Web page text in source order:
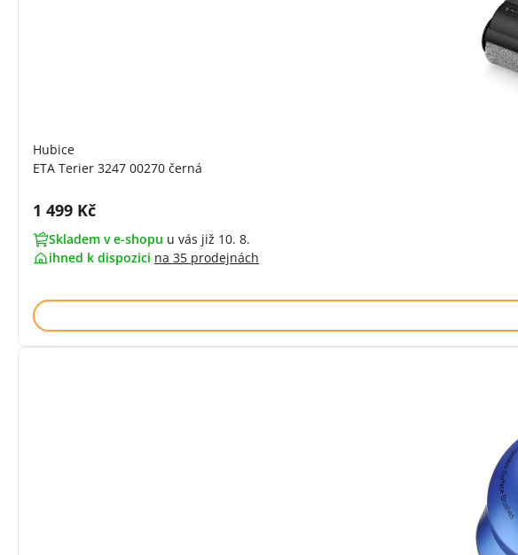
Hubice
ETA Terier 3247 00270 černá
Cena s DPH:
1 499 Kč
Skladem v e-shopu u vás již 10. 8.
ihned k dispozici na 35 prodejnách